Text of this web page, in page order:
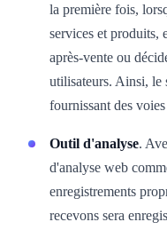
la première fois,
services et produits,
après-vente ou
utilisateurs. Ainsi, le
fournissant des
Outil d'analyse.
d'analyse web
enregistrements
recevons sera